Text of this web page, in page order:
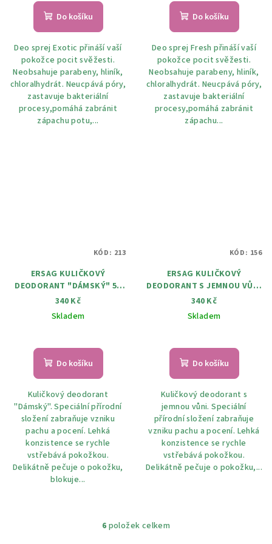
Do košíku
Deo sprej Exotic přináší vaší
pokožce pocit svěžesti.
Neobsahuje parabeny, hliník,
chloralhydrát. Neucpává póry,
zastavuje bakteriální
procesy,pomáhá zabránit
zápachu potu,...
Do košíku
Deo sprej Fresh přináší vaší
pokožce pocit svěžesti.
Neobsahuje parabeny, hliník,
chloralhydrát. Neucpává póry,
zastavuje bakteriální
procesy,pomáhá zabránit
zápachu...
ERSAG KULIČKOVÝ
DEODORANT "DÁMSKÝ" 50
ML
340 Kč
Skladem
Do košíku
Kuličkový deodorant
"Dámský". Speciální přírodní
složení zabraňuje vzniku
pachu a pocení. Lehká
konzistence se rychle
vstřebává pokožkou.
Delikátně pečuje o pokožku,
blokuje...
KÓD: 213
ERSAG KULIČKOVÝ
DEODORANT S JEMNOU VŮNÍ
50 ML
340 Kč
Skladem
Do košíku
Kuličkový deodorant s
jemnou vůni. Speciální
přírodní složení zabraňuje
vzniku pachu a pocení. Lehká
konzistence se rychle
vstřebává pokožkou.
Delikátně pečuje o pokožku,...
KÓD: 156
O
6 položek celkem